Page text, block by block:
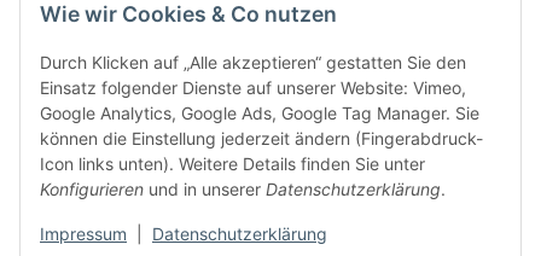
Wie wir Cookies & Co nutzen
Durch Klicken auf „Alle akzeptieren“ gestatten Sie den
Einsatz folgender Dienste auf unserer Website: Vimeo,
Google Analytics, Google Ads, Google Tag Manager. Sie
können die Einstellung jederzeit ändern (Fingerabdruck-
Icon links unten). Weitere Details finden Sie unter
Konfigurieren und in unserer Datenschutzerklärung.
Impressum Datenschutzerklärung
0,89 €*
Sofort verfügbar
Lieferzeit: 1 - 2 Tage
Angaben zur Produktsicherheit